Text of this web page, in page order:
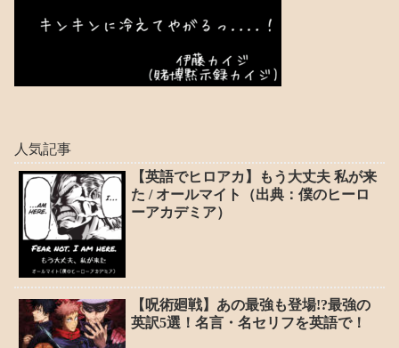
人気記事
【英語でヒロアカ】もう大丈夫 私が来
た / オールマイト（出典：僕のヒーロ
ーアカデミア）
【呪術廻戦】あの最強も登場!?最強の
英訳5選！名言・名セリフを英語で！